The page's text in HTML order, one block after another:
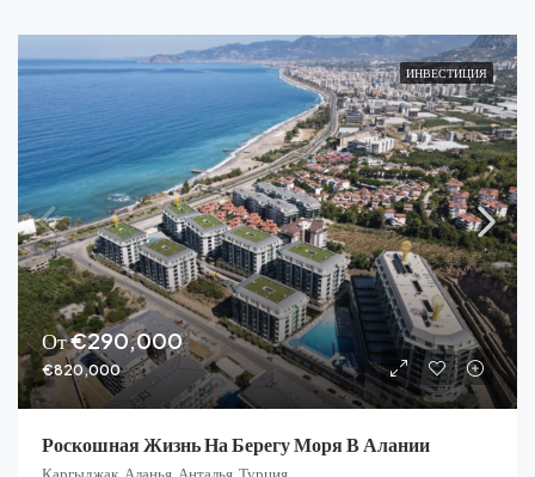
ИНВЕСТИЦИЯ
От€290,000
€820,000
Роскошная Жизнь На Берегу Моря В Алании